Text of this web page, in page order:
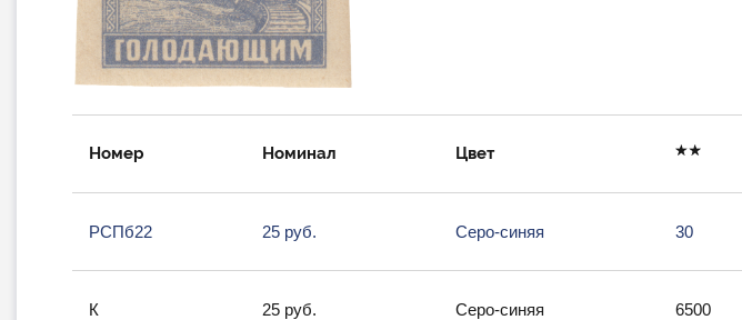
Номер Номинал Цвет
РСПб22 25 руб. Серо-синяя 30
К 25 руб. Серо-синяя 6500